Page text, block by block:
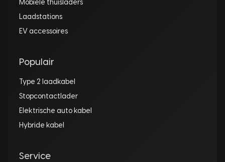
Mobiele thuisladers
Laadstations
EV accessoires
Populair
Type 2 laadkabel
Stopcontactlader
Elektrische auto kabel
Hybride kabel
Service